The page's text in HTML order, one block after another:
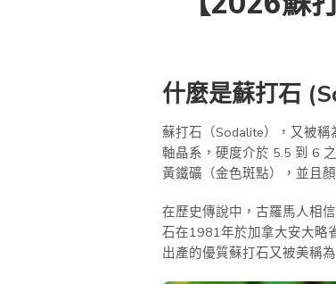
什麼是蘇打石
蘇打石（Sodalite），又被
軸晶系，硬度介於 5.5 到 6
黃鐵礦（金色斑點），並且
在歷史傳說中，古羅馬人相
石在1981年於加拿大安大略
出產的優質蘇打石又被美稱